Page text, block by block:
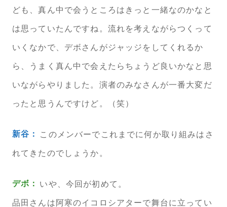
ども、真ん中で会うところはきっと一緒なのかなと
は思っていたんですね。流れを考えながらつくって
いくなかで、デボさんがジャッジをしてくれるか
ら、うまく真ん中で会えたらちょうど良いかなと思
いながらやりました。演者のみなさんが一番大変だ
ったと思うんですけど。（笑）
新谷： このメンバーでこれまでに何か取り組みはさ
れてきたのでしょうか。
デボ： いや、今回が初めて。
品田さんは阿寒のイコロシアターで舞台に立ってい